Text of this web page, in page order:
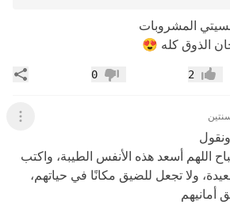
المشروبات
الذوق كله 😍
إعجاب2 عدم إعجاب
0
عرض
اللهم أسعد هذه الأنفس الطيبة، واكتب
ولا تجعل للضيق مكانًا في حياتهم،
أمانيهم